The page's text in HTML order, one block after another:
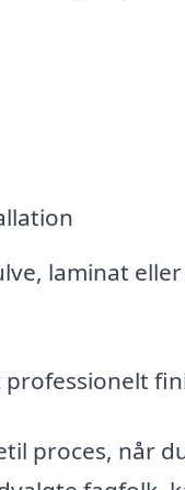
laminat
proces, når